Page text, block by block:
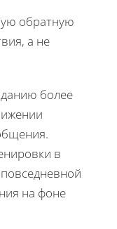
обратную
а не
более
в
на фоне